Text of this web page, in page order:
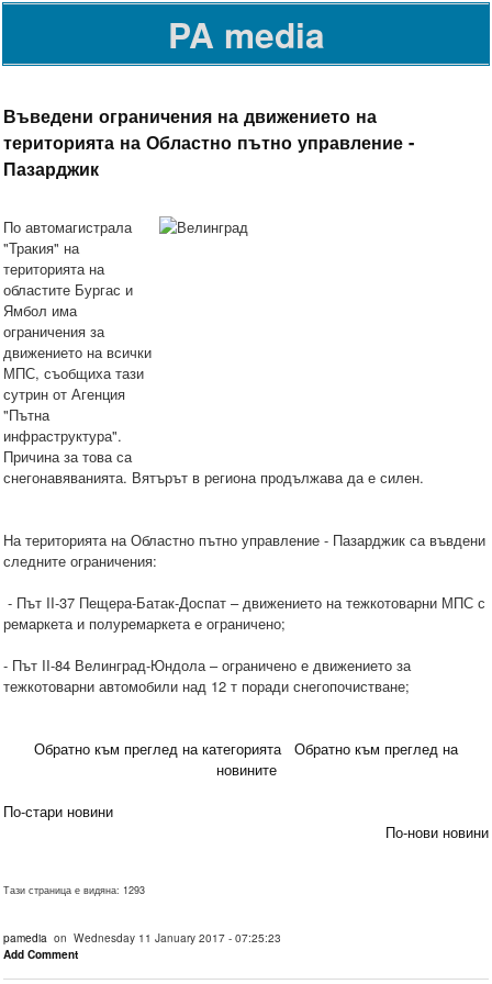
PA media
Въведени ограничения на движението на
територията на Областно пътно управление -
Пазарджик
По автомагистрала
"Тракия" на
територията на
областите Бургас и
Ямбол има
ограничения за
движението на всички
МПС, съобщиха тази
сутрин от Агенция
"Пътна
инфраструктура".
Причина за това са
снегонавяванията. Вятърът в региона продължава да е силен.
На територията на Областно пътно управление - Пазарджик са въвдени
следните ограничения:
- Път II-37 Пещера-Батак-Доспат – движението на тежкотоварни МПС с
ремаркета и полуремаркета е ограничено;
- Път II-84 Велинград-Юндола – ограничено е движението за
тежкотоварни автомобили над 12 т поради снегопочистване;
Обратно към преглед на категорията
Обратно към преглед на
новините
По-стари новини
По-нови новини
Тази страница е видяна: 1293
pamedia on Wednesday 11 January 2017 - 07:25:23
Add Comment